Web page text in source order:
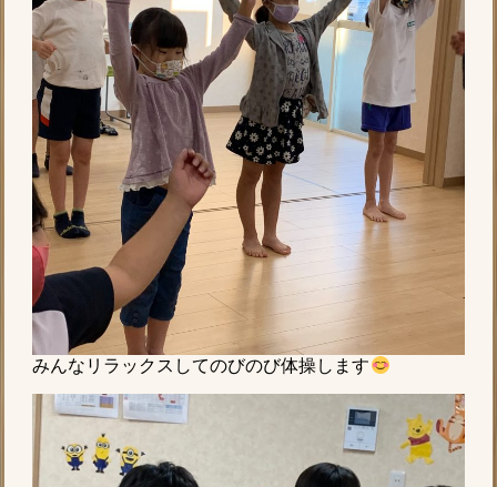
みんなリラックスしてのびのび体操します